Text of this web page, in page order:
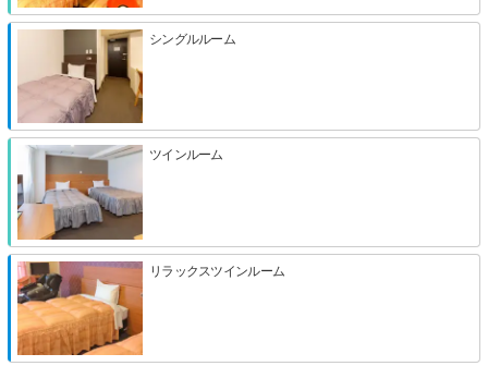
シングルルーム
ツインルーム
リラックスツインルーム